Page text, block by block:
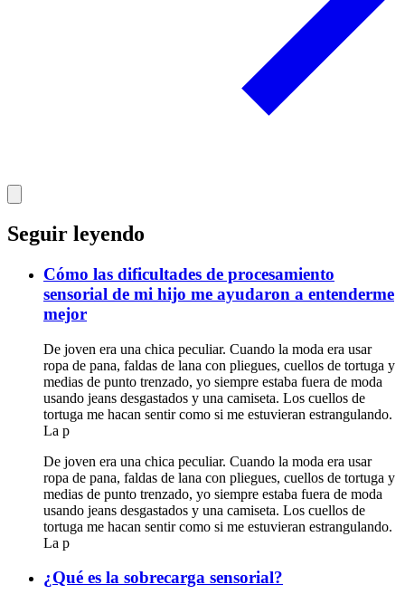
Seguir leyendo
Cómo las dificultades de procesamiento
sensorial de mi hijo me ayudaron a entenderme
mejor
De joven era una chica peculiar. Cuando la moda era usar
ropa de pana, faldas de lana con pliegues, cuellos de tortuga y
medias de punto trenzado, yo siempre estaba fuera de moda
usando jeans desgastados y una camiseta. Los cuellos de
tortuga me hacan sentir como si me estuvieran estrangulando.
La p
De joven era una chica peculiar. Cuando la moda era usar
ropa de pana, faldas de lana con pliegues, cuellos de tortuga y
medias de punto trenzado, yo siempre estaba fuera de moda
usando jeans desgastados y una camiseta. Los cuellos de
tortuga me hacan sentir como si me estuvieran estrangulando.
La p
¿Qué es la sobrecarga sensorial?